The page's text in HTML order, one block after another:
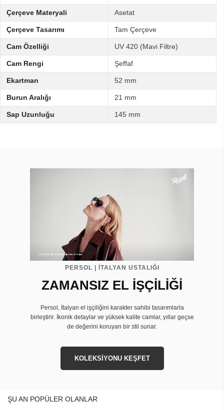
Çerçeve Materyali Asetat
Çerçeve Tasarımı Tam Çerçeve
Cam Özelliği UV 420 (Mavi Filtre)
Cam Rengi Şeffaf
Ekartman 52 mm
Burun Aralığı 21 mm
Sap Uzunluğu 145 mm
PERSOL | İTALYAN USTALIĞI
ZAMANSIZ EL İŞÇİLİĞİ
Persol, İtalyan el işçiliğini karakter sahibi tasarımlarla
birleştirir. İkonik detaylar ve yüksek kalite camlar, yıllar geçse
de değerini koruyan bir stil sunar.
KOLEKSİYONU KEŞFET
ŞU AN POPÜLER OLANLAR